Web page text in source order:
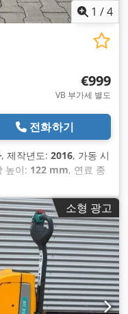
1 /4
€999
VB 부가세 별도
전화하기
, 제작년도: 2016, 가동 시
높이: 122 mm, 연료 종
이:
식:Elektro, 건설 폭:
소형 광고